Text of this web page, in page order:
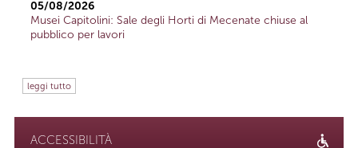
05/08/2026
Musei Capitolini: Sale degli Horti di Mecenate chiuse al
pubblico per lavori
leggi tutto
ACCESSIBILITÀ